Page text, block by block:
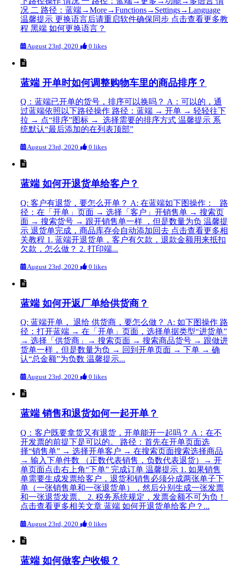
况 二 路径：蓝端→More→Functions→Settings→Language
温馨提示 更换语言后请重启软件确保同步 点击查看更多教
程 黑端 如何更换语言？
August 23rd, 2020 0 likes
蓝端 开单时如何调整购物车里的商品排序？
Q：蓝端已开单的货号，排序可以换吗？ A：可以的，通
过蓝端依照以下路径操作 路径：蓝端 → 开单 → 轻轻往下
拉 → 点“排序”图标 → 选择需要的排序方式 温馨提示 系
统默认“最后添加的在列表顶部”
August 23rd, 2020 0 likes
蓝端 如何开退货单给客户？
Q: 客户有退货，要怎么开单？ A: 在蓝端如下图操作： 路
径：在「开单」页面 → 选择「客户」开销售单 → 搜索页
面 → 搜索货号 → 跟开销售单一样 ，但是数量为负 温馨提
示 退货单完成，商品库存会自动添加回去 点击查看更多相
关教程 1. 蓝端开退货单，客户有欠款，退款金额用来抵扣
欠款，怎么做？ 2. 打印端...
August 23rd, 2020 0 likes
蓝端 如何开返厂单给供货商？
Q: 蓝端开单， 退给 供货商，要怎么做？ A: 如下图操作 路
径：打开蓝端 → 在「开单」页面，选择单据类型“进货单”
→ 选择「供货商」→ 搜索页面 → 搜索商品货号 → 跟做进
货单一样，但是数量为负 → 回到开单页面 → 下单 → 确
认“总金额”为负数 温馨提示...
August 23rd, 2020 0 likes
蓝端 销售和退货如何一起开单？
Q：客户既要拿货又有退货，开单能开一起吗？ A：在不
开发票的前提下是可以的。 路径：首先在开单页面选
择“销售单” → 选择开单客户 → 在搜索页面搜索选择商品
→ 输入下单件数 （正数代表销售，负数代表退货）→ 开
单页面点击右上角“下单” 完成订单 温馨提示 1. 如果销售
单需要生成发票给客户，退货和销售必须分成两张单子下
单（一张销售单和一张退货单），然后分别生成一张发票
和一张退货发票。 2. 税务系统规定，发票金额不可为负！
点击查看更多相关文章 蓝端 如何开退货单给客户？...
August 23rd, 2020 0 likes
蓝端 如何做客户收银？